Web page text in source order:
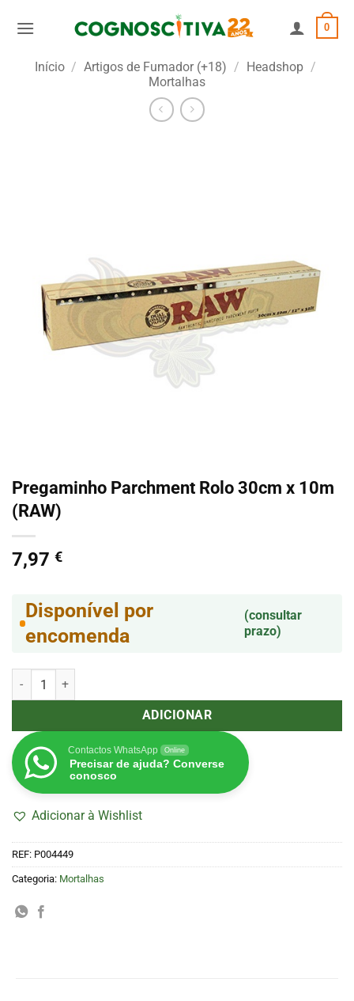
0
Início / Artigos de Fumador (+18) / Headshop /
Mortalhas
Pregaminho Parchment Rolo 30cm x 10m
(RAW)
7,97 €
Disponível por
encomenda
(consultar
prazo)
Quantidade de Pregaminho Parchment Rolo 30cm x 10m (RAW)
ADICIONAR
Contactos WhatsApp Online
Precisar de ajuda? Converse
conosco
Adicionar à Wishlist
REF: P004449
Categoria: Mortalhas